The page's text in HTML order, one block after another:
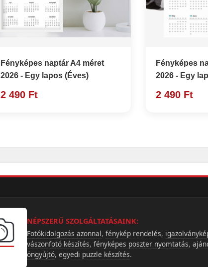
Fényképes naptár A4 méret
2026 - Egy lapos (Éves)
2 490 Ft
Fényképes
2026 - Egy
2 490 Ft
NÉPSZERŰ SZOLGÁLTATÁSAINK:
Fotókidolgozás azonnal, fénykép rendelés,
vászonfotó készítés, fényképes poszter nyomtatás,
öngyújtó, egyedi puzzle készítés.